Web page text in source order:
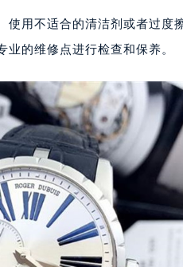
场写字楼9层902室（需提前预
29层2905室（需提前预约）
中心（品牌授权店）3层整层
中心（品牌授权店）1层整层
中心（品牌授权店）1层整层
CCMALL）C座17层17-B（需
1015室（需提前预约）
座写字楼29层03室（需提前
G室（需提前预约）
C座12层1205室（需提前预约
T1写字楼9层907室（需提前
用不适合的清洁剂或者过度
的维修点进行检查和保养。